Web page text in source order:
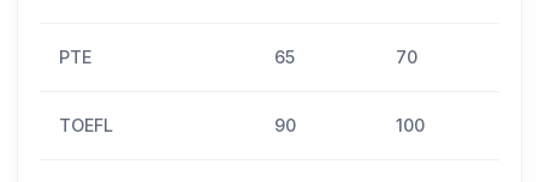
PTE 65 70
TOEFL 90 100